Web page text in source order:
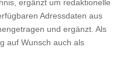
ergänzt um redaktionelle
Adressdaten aus
und ergänzt. Als
auf Wunsch auch als